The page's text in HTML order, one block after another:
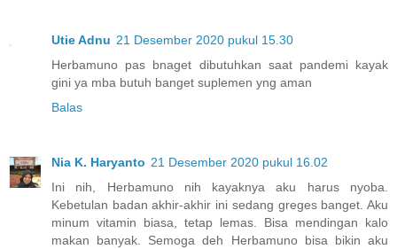
Utie Adnu 21 Desember 2020 pukul 15.30
Herbamuno pas bnaget dibutuhkan saat pandemi kayak
gini ya mba butuh banget suplemen yng aman
Balas
Nia K. Haryanto 21 Desember 2020 pukul 16.02
Ini nih, Herbamuno nih kayaknya aku harus nyoba.
Kebetulan badan akhir-akhir ini sedang greges banget. Aku
minum vitamin biasa, tetap lemas. Bisa mendingan kalo
makan banyak. Semoga deh Herbamuno bisa bikin aku